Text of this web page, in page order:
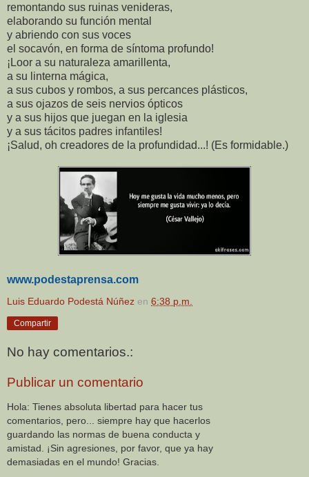
remontando sus ruinas venideras,
elaborando su función mental
y abriendo con sus voces
el socavón, en forma de síntoma profundo!
¡Loor a su naturaleza amarillenta,
a su linterna mágica,
a sus cubos y rombos, a sus percances plásticos,
a sus ojazos de seis nervios ópticos
y a sus hijos que juegan en la iglesia
y a sus tácitos padres infantiles!
¡Salud, oh creadores de la profundidad...! (Es formidable.)
www.podestaprensa.com
Luis Eduardo Podestá Núñez en 6:38 p.m.
Compartir
No hay comentarios.:
Publicar un comentario
Hola: Tienes absoluta libertad para hacer tus
comentarios, pero... siempre hay que hacerlos
guardando las normas de buena conducta y
amistad. ¡Sin agresiones, por favor, que ya hay
demasiadas en el mundo! Gracias.